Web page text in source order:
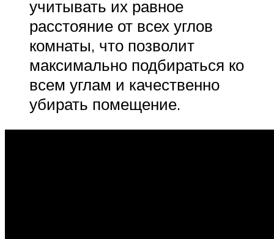
учитывать их равное
расстояние от всех углов
комнаты, что позволит
максимально подбираться ко
всем углам и качественно
убирать помещение.